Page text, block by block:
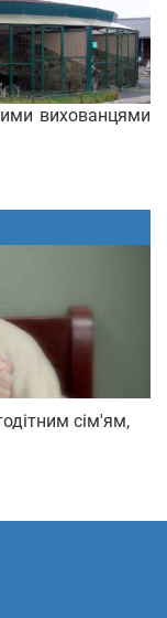
вихованцями
сім'ям,